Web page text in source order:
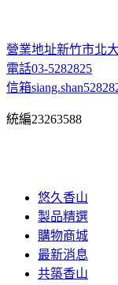
營業地址新竹市北
電話03-5282825
信箱
統編23263588
悠久香山
製品精選
購物商城
最新消息
共築香山